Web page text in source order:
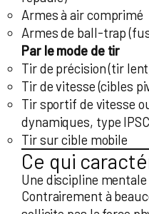
Armes à air comprimé
Armes de ball-trap
Par le mode de tir
Tir de précision (tir
Tir de vitesse (cibles
Tir sportif de vitesse
dynamiques, type
Tir sur cible mobile
Ce qui
Une discipline
Contrairement à